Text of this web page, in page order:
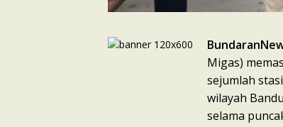
Migas)
sejumlah
wilayah
selama